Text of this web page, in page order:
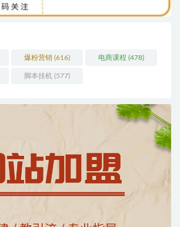
爆粉营销 (616) 电商课程 (478)
脚本挂机 (577)